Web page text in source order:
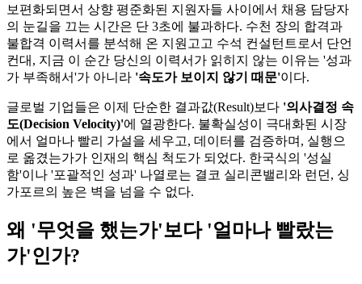
보편화되면서 상향 평준화된 지원자들 사이에서 채용 담당자
의 눈길을 끄는 시간은 단 3초에 불과하다. 수천 장의 합격과
불합격 이력서를 분석해 온 지원고고 수석 컨설턴트로서 단언
컨대, 지금 이 순간 당신의 이력서가 읽히지 않는 이유는 '성과
가 부족해서'가 아니라 '속도가 보이지 않기 때문'​이다.
글로벌 기업들은 이제 단순한 결과값(Result)보다 '의사결정 속
도(Decision Velocity)'​에 열광한다. 불확실성이 극대화된 시장
에서 얼마나 빨리 가설을 세우고, 데이터를 검증하며, 실행으
로 옮겼는가가 인재의 핵심 척도가 되었다. 한국식의 '성실
함'이나 '포괄적인 성과' 나열로는 결코 실리콘밸리와 런던, 싱
가포르의 높은 벽을 넘을 수 없다.
왜 '무엇을 했는가'보다 '얼마나 빨랐는
가'인가?